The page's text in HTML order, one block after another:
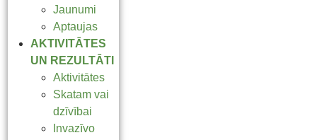
Jaunumi
Aptaujas
AKTIVITĀTES
UN REZULTĀTI
Aktivitātes
Skatam vai
dzīvībai
Invazīvo